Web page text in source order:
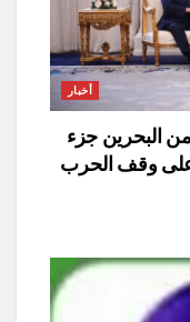
أخبار
البحرين جزء
على وقف الحرب